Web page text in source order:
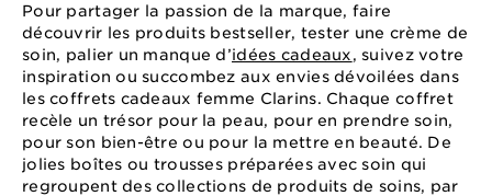
Pour partager la passion de la marque, faire
découvrir les produits bestseller, tester une crème de
soin, palier un manque d’idées cadeaux, suivez votre
inspiration ou succombez aux envies dévoilées dans
les coffrets cadeaux femme Clarins. Chaque coffret
recèle un trésor pour la peau, pour en prendre soin,
pour son bien-être ou pour la mettre en beauté. De
jolies boîtes ou trousses préparées avec soin qui
regroupent des collections de produits de soins, par